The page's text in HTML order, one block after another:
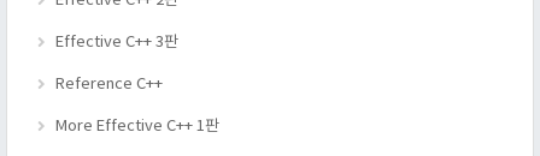
Effective C++ 3판
Reference C++
More Effective C++ 1판